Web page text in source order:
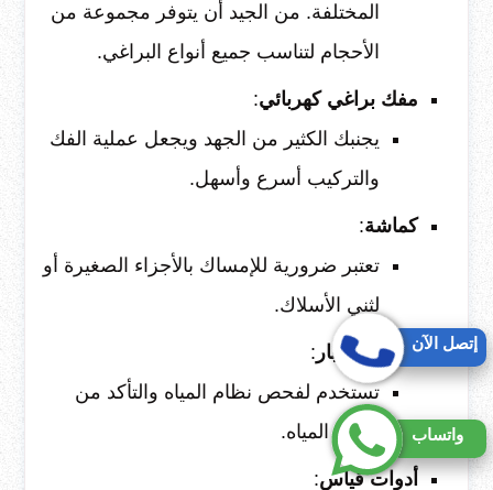
المختلفة. من الجيد أن يتوفر مجموعة من
الأحجام لتناسب جميع أنواع البراغي.
مفك براغي كهربائي:
يجنبك الكثير من الجهد ويجعل عملية الفك
والتركيب أسرع وأسهل.
كماشة:
تعتبر ضرورية للإمساك بالأجزاء الصغيرة أو
لثني الأسلاك.
مضخة اختبار :
تستخدم لفحص نظام المياه والتأكد من
ضغط المياه.
أدوات قياس:
واتساب
إتصل الآن